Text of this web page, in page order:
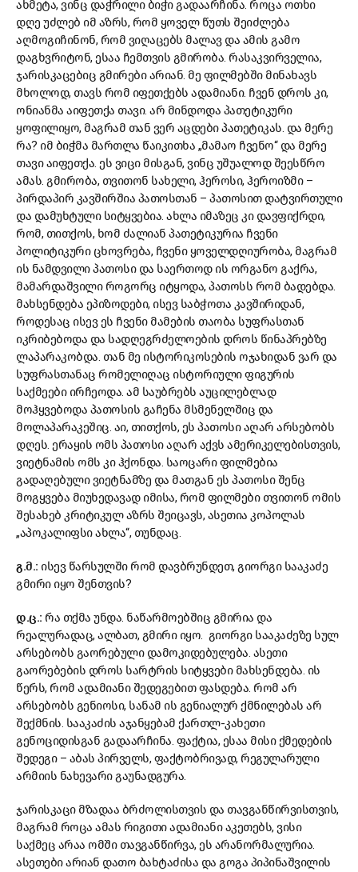
ახმეტა, ვინც დაჭრილი ბიჭი გადაარჩინა. როცა ოთხი
დღე უძლებ იმ აზრს, რომ ყოველ წუთს შეიძლება
აღმოგიჩინონ, რომ ვიღაცებს მალავ და ამის გამო
დაგხვრიტონ, ესაა ჩემთვის გმირობა. რასაკვირველია,
ჯარისკაცებიც გმირები არიან. მე ფილმებში მინახავს
მხოლოდ, თავს რომ იფეთქებს ადამიანი. ჩვენ დროს კი,
ონიანმა აიფეთქა თავი. არ მინდოდა პათეტიკური
ყოფილიყო, მაგრამ თან ვერ აცდები პათეტიკას. და მერე
რა? იმ ბიჭმა მართლა წაიკითხა „მამაო ჩვენო“ და მერე
თავი აიფეთქა. ეს ვიცი მისგან, ვინც უშუალოდ შეესწრო
ამას. გმირობა, თვითონ სახელი, ჰეროსი, ჰეროიზმი –
პირდაპირ კავშირშია პათოსთან – პათოსით დატვირთული
და დამუხტული სიტყვებია. ახლა იმაზეც კი დავფიქრდი,
რომ, თითქოს, ხომ ძალიან პათეტიკურია ჩვენი
პოლიტიკური ცხოვრება, ჩვენი ყოველდღიურობა, მაგრამ
ის ნამდვილი პათოსი და საერთოდ ის ორგანო გაქრა,
მამარდაშვილი როგორც იტყოდა, პათოსს რომ ბადებდა.
მახსენდება ეპიზოდები, ისევ საბჭოთა კავშირიდან,
როდესაც ისევ ეს ჩვენი მამების თაობა სუფრასთან
იკრიბებოდა და სადღეგრძელოების დროს წინაპრებზე
ლაპარაკობდა. თან მე ისტორიკოსების ოჯახიდან ვარ და
სუფრასთანაც რომელიღაც ისტორიული ფიგურის
საქმეები ირჩეოდა. ამ საუბრებს აუცილებლად
მოჰყვებოდა პათოსის გაჩენა მსმენელშიც და
მოლაპარაკეშიც. აი, თითქოს, ეს პათოსი აღარ არსებობს
დღეს. ერაყის ომს პათოსი აღარ აქვს ამერიკელებისთვის,
ვიეტნამის ომს კი ჰქონდა. საოცარი ფილმებია
გადაღებული ვიეტნამზე და მათგან ეს პათოსი შენც
მოგყვება მიუხედავად იმისა, რომ ფილმები თვითონ ომის
შესახებ კრიტიკულ აზრს შეიცავს, ასეთია კოპოლას
„აპოკალიფსი ახლა“, თუნდაც.
გ.მ.: ისევ წარსულში რომ დავბრუნდეთ, გიორგი სააკაძე
გმირი იყო შენთვის?
დ.ც.: რა თქმა უნდა. ნაწარმოებშიც გმირია და
რეალურადაც, ალბათ, გმირი იყო. გიორგი სააკაძეზე სულ
არსებობს გაორებული დამოკიდებულება. ასეთი
გაორებების დროს სარტრის სიტყვები მახსენდება. ის
წერს, რომ ადამიანი შედეგებით ფასდება. რომ არ
არსებობს გენიოსი, სანამ ის გენიალურ ქმნილებას არ
შექმნის. სააკაძის აჯანყებამ ქართლ-კახეთი
გენოციდისგან გადაარჩინა. ფაქტია, ესაა მისი ქმედების
შედეგი – აბას პირველს, ფაქტობრივად, რეგულარული
არმიის ნახევარი გაუნადგურა.
ჯარისკაცი მზადაა ბრძოლისთვის და თავგანწირვისთვის,
მაგრამ როცა ამას რიგითი ადამიანი აკეთებს, ვისი
საქმეც არაა ომში თავგანწირვა, ეს არანორმალურია.
ასეთები არიან დათო ბახტაძისა და გოგა პიპინაშვილის